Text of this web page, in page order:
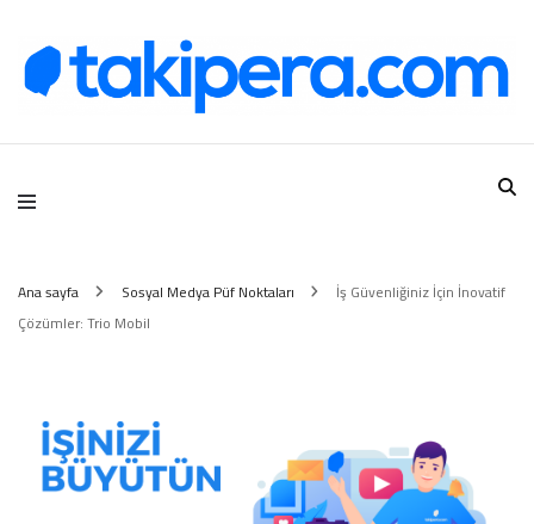
Takipera Dijital Hizmetler
Ana sayfa Sosyal Medya Püf Noktaları
İş Güvenliğiniz İçin İnovatif
Çözümler: Trio Mobil